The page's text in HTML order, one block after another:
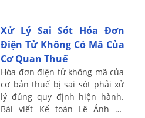
Xử Lý Sai Sót Hóa Đơn
Điện Tử Không Có Mã Của
Cơ Quan Thuế
Hóa đơn điện tử không mã của
cơ bản thuế bị sai sót phải xử
lý đúng quy định hiện hành.
Bài viết Kế toán Lê Ánh sẽ